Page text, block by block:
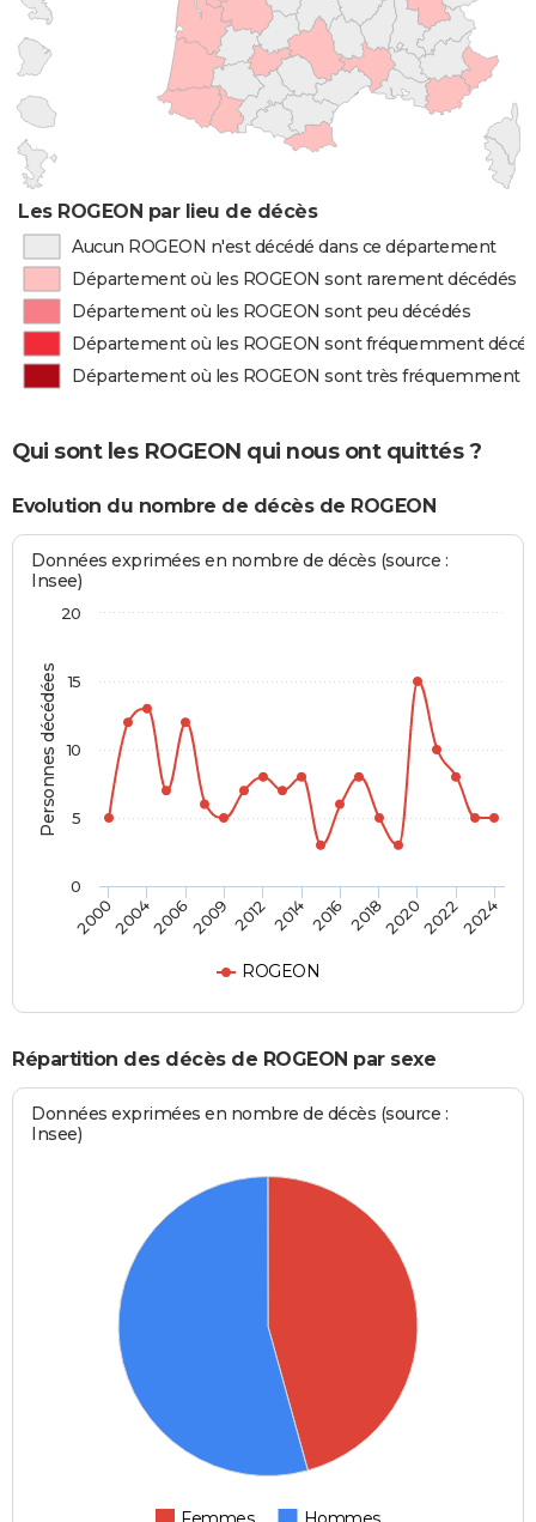
Les ROGEON par lieu de décès
Aucun ROGEON n'est décédé dans ce département
Département où les ROGEON sont rarement décédés
Département où les ROGEON sont peu décédés
Département où les ROGEON sont fréquemment
Département où les ROGEON sont très fréquemment
Qui sont les ROGEON qui nous ont quittés ?
Evolution du nombre de décès de ROGEON
Personnes décédées
Données exprimées en nombre de décès (source :
Insee)
ROGEON
2000200420062009 2012 2014 2016 2018202020222024
0
5
10
15
20
Répartition des décès de ROGEON par sexe
Données exprimées en nombre de décès (source :
Insee)